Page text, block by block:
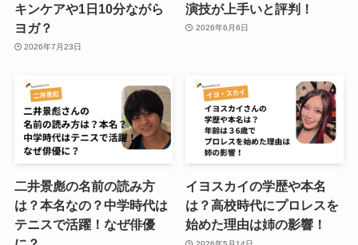
キンケアや1日10分ながら
ヨガ？
2026年7月23日
演技が上手いと評判！
2026年6月6日
二井景彪の名前の読み方
は？本名なの？中学時代は
テニスで活躍！なぜ俳優
イヨスカイの学歴や本名
は？高校時代にプロレスを
始めた理由は姉の影響！